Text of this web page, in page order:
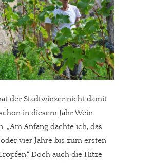
der Stadtwinzer nicht damit
in diesem Jahr Wein
„Am Anfang dachte ich, das
vier Jahre bis zum ersten
Doch auch die Hitze